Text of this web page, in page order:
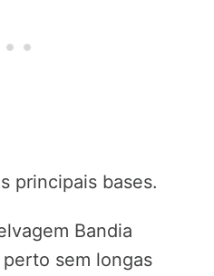
principais bases.
Bandia
sem longas